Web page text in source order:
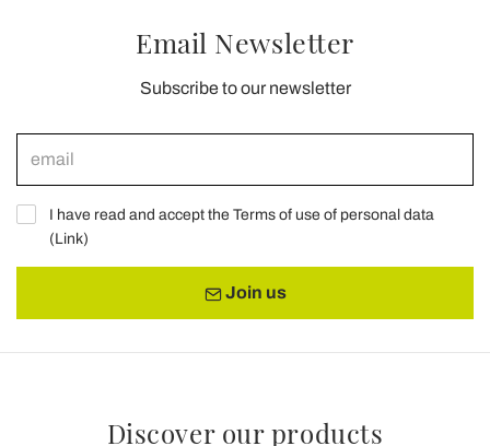
Email Newsletter
Subscribe to our newsletter
I have read and accept the Terms of use of personal data
(Link)
Join us
Discover our products